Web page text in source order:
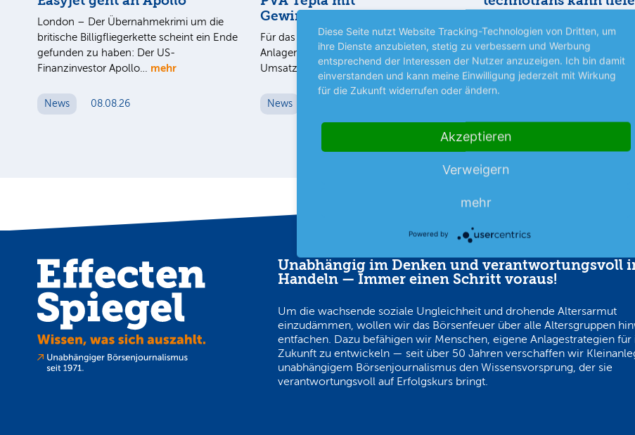
London – Der Übernahmekrimi um die
britische Billigfliegerkette scheint ein Ende
gefunden zu haben: Der US-
Finanzinvestor Apollo… mehr
News 08.08.26
Gewinneinbruch
Für das 1. Halbjahr weist der Hightech-
Anlagenbauer einen nahezu konstanten
Umsatz aus.mehr
News
Der Thermomanagement-
für die ersten 6 Monate mit
Umsatzrückgang aus.
Unabhängig im Denken und verantwortungsvoll
Handeln — Immer einen Schritt voraus!
Um die wachsende soziale Ungleichheit und drohende Altersarmut
einzudämmen, wollen wir das Börsenfeuer über alle Altersgruppen
entfachen. Dazu befähigen wir Menschen, eigene Anlagestrategien für
Zukunft zu entwickeln — seit über 50 Jahren verschaffen wir
unabhängigem Börsenjournalismus den Wissensvorsprung, der sie
verantwortungsvoll auf Erfolgskurs bringt.
Diese Seite nutzt Website Tracking-Technologien von Dritten, um
ihre Dienste anzubieten, stetig zu verbessern und Werbung
entsprechend der Interessen der Nutzer anzuzeigen. Ich bin damit
einverstanden und kann meine Einwilligung jederzeit mit Wirkung
für die Zukunft widerrufen oder ändern.
Akzeptieren
Verweigern
mehr
Powered by